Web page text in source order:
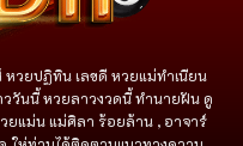
วยปฏิทิน เลขดี หวยแม่ทำเนียน
วันนี้ หวยลาวงวดนี้ ทำนายฝัน ดู
ยแม่น แม่ศิลา ร้อยล้าน , อาจาร์